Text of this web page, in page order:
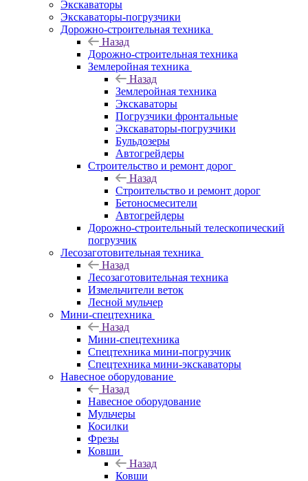
Экскаваторы
Экскаваторы-погрузчики
Дорожно-строительная техника
Назад
Дорожно-строительная техника
Землеройная техника
Назад
Землеройная техника
Экскаваторы
Погрузчики фронтальные
Экскаваторы-погрузчики
Бульдозеры
Автогрейдеры
Строительство и ремонт дорог
Назад
Строительство и ремонт дорог
Бетоносмесители
Автогрейдеры
Дорожно-строительный телескопический
погрузчик
Лесозаготовительная техника
Назад
Лесозаготовительная техника
Измельчители веток
Лесной мульчер
Мини-спецтехника
Назад
Мини-спецтехника
Спецтехника мини-погрузчик
Спецтехника мини-экскаваторы
Навесное оборудование
Назад
Навесное оборудование
Мульчеры
Косилки
Фрезы
Ковши
Назад
Ковши